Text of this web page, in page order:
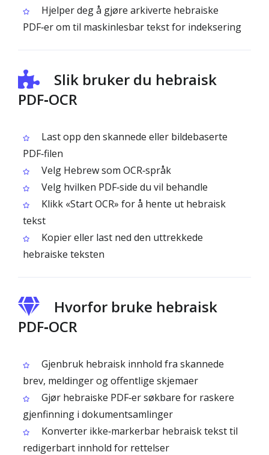
Hjelper deg å gjøre arkiverte hebraiske
PDF‑er om til maskinlesbar tekst for indeksering
Slik bruker du hebraisk
PDF‑OCR
Last opp den skannede eller bildebaserte
PDF‑filen
Velg Hebrew som OCR‑språk
Velg hvilken PDF‑side du vil behandle
Klikk «Start OCR» for å hente ut hebraisk
tekst
Kopier eller last ned den uttrekkede
hebraiske teksten
Hvorfor bruke hebraisk
PDF‑OCR
Gjenbruk hebraisk innhold fra skannede
brev, meldinger og offentlige skjemaer
Gjør hebraiske PDF‑er søkbare for raskere
gjenfinning i dokument­samlinger
Konverter ikke‑markerbar hebraisk tekst til
redigerbart innhold for rettelser